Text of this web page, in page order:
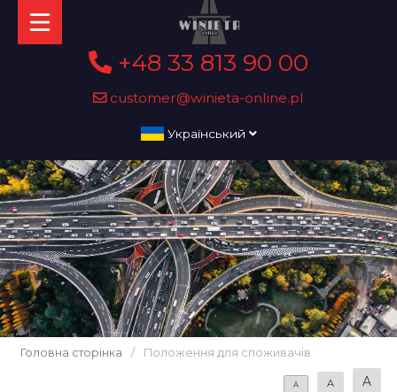
+48 33 813 90 00
customer@winieta-online.pl
Український
Головна сторінка / Положення для споживачів
A A A